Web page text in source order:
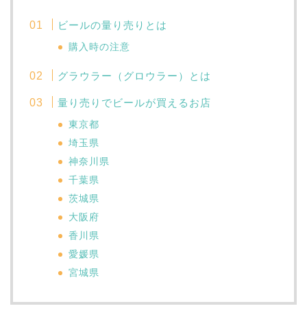
ビールの量り売りとは
購入時の注意
グラウラー（グロウラー）とは
量り売りでビールが買えるお店
東京都
埼玉県
神奈川県
千葉県
茨城県
大阪府
香川県
愛媛県
宮城県